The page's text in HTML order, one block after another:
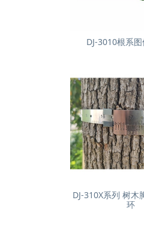
DJ-3010根系
DJ-310X系列 树木
环